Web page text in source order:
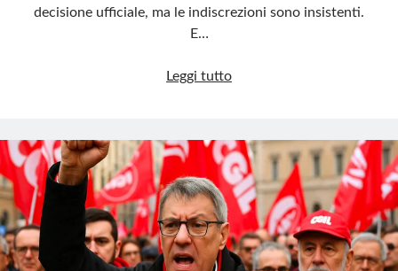
decisione ufficiale, ma le indiscrezioni sono insistenti.
E…
Leggi tuttoLa
anche
Penny
Market
verso
l’addio
all’Italia